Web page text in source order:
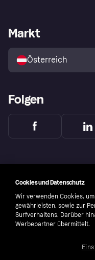
Shops entdecken
Händlerportal
Markt
Österreich
Folgen
Cookies und Datenschutz
Wir verwenden Cookies,
gewährleisten, sowie zur
Surfverhaltens. Darüber
Werbepartner übermittelt.